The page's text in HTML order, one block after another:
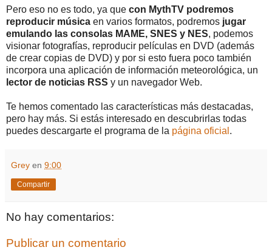
Pero eso no es todo, ya que con MythTV podremos
reproducir música en varios formatos, podremos jugar
emulando las consolas MAME, SNES y NES, podemos
visionar fotografías, reproducir películas en DVD (además
de crear copias de DVD) y por si esto fuera poco también
incorpora una aplicación de información meteorológica, un
lector de noticias RSS y un navegador Web.
Te hemos comentado las características más destacadas,
pero hay más. Si estás interesado en descubrirlas todas
puedes descargarte el programa de la página oficial .
Grey en 9:00
Compartir
No hay comentarios:
Publicar un comentario